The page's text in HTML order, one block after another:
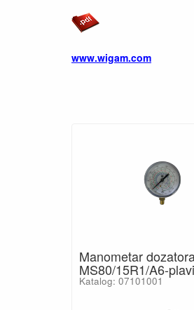
www.wigam.com
Manometar
MS80/15R1/A6-
Katalog: 07101001